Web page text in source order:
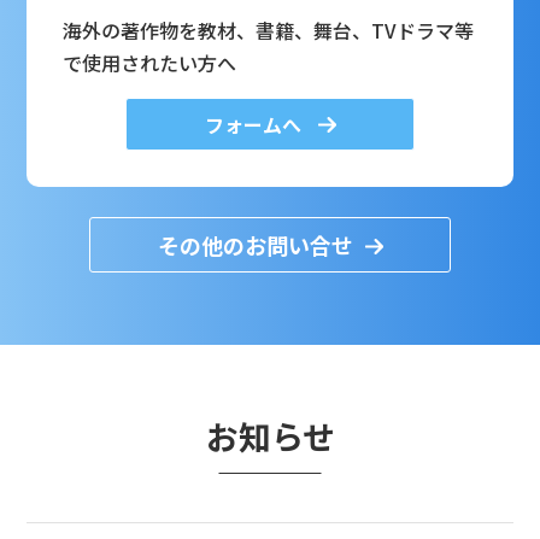
海外の著作物を教材、書籍、舞台、TVドラマ等
で使用されたい方へ
フォームへ
その他のお問い合せ
お知らせ